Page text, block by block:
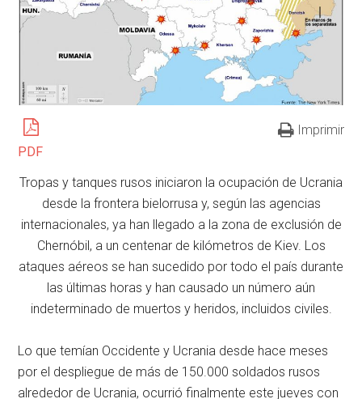
PDF
Imprimir
Tropas y tanques rusos iniciaron la ocupación de Ucrania
desde la frontera bielorrusa y, según las agencias
internacionales, ya han llegado a la zona de exclusión de
Chernóbil, a un centenar de kilómetros de Kiev. Los
ataques aéreos se han sucedido por todo el país durante
las últimas horas y han causado un número aún
indeterminado de muertos y heridos, incluidos civiles.
Lo que temían Occidente y Ucrania desde hace meses
por el despliegue de más de 150.000 soldados rusos
alrededor de Ucrania, ocurrió finalmente este jueves con